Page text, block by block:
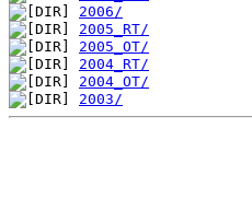
2006/
2005_RT/
2005_OT/
2004_RT/
2004_OT/
2003/